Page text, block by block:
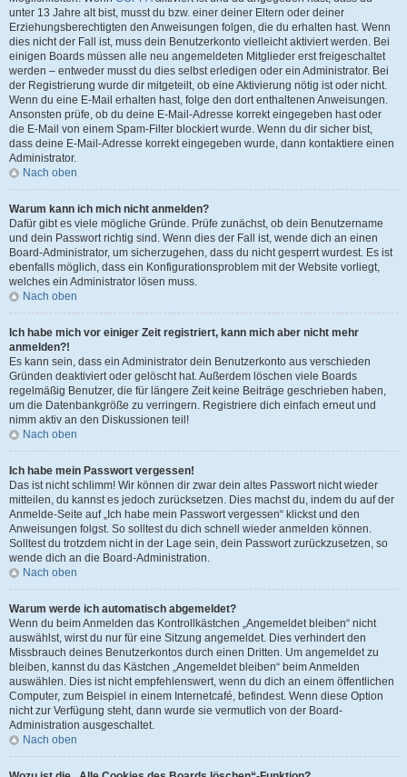
unter 13 Jahre alt bist, musst du bzw. einer deiner Eltern oder deiner
Erziehungsberechtigten den Anweisungen folgen, die du erhalten hast. Wenn
dies nicht der Fall ist, muss dein Benutzerkonto vielleicht aktiviert werden. Bei
einigen Boards müssen alle neu angemeldeten Mitglieder erst freigeschaltet
werden – entweder musst du dies selbst erledigen oder ein Administrator. Bei
der Registrierung wurde dir mitgeteilt, ob eine Aktivierung nötig ist oder nicht.
Wenn du eine E-Mail erhalten hast, folge den dort enthaltenen Anweisungen.
Ansonsten prüfe, ob du deine E-Mail-Adresse korrekt eingegeben hast oder
die E-Mail von einem Spam-Filter blockiert wurde. Wenn du dir sicher bist,
dass deine E-Mail-Adresse korrekt eingegeben wurde, dann kontaktiere einen
Administrator.
Nach oben
Warum kann ich mich nicht anmelden?
Dafür gibt es viele mögliche Gründe. Prüfe zunächst, ob dein Benutzername
und dein Passwort richtig sind. Wenn dies der Fall ist, wende dich an einen
Board-Administrator, um sicherzugehen, dass du nicht gesperrt wurdest. Es ist
ebenfalls möglich, dass ein Konfigurationsproblem mit der Website vorliegt,
welches ein Administrator lösen muss.
Nach oben
Ich habe mich vor einiger Zeit registriert, kann mich aber nicht mehr
anmelden?!
Es kann sein, dass ein Administrator dein Benutzerkonto aus verschieden
Gründen deaktiviert oder gelöscht hat. Außerdem löschen viele Boards
regelmäßig Benutzer, die für längere Zeit keine Beiträge geschrieben haben,
um die Datenbankgröße zu verringern. Registriere dich einfach erneut und
nimm aktiv an den Diskussionen teil!
Nach oben
Ich habe mein Passwort vergessen!
Das ist nicht schlimm! Wir können dir zwar dein altes Passwort nicht wieder
mitteilen, du kannst es jedoch zurücksetzen. Dies machst du, indem du auf der
Anmelde-Seite auf „Ich habe mein Passwort vergessen“ klickst und den
Anweisungen folgst. So solltest du dich schnell wieder anmelden können.
Solltest du trotzdem nicht in der Lage sein, dein Passwort zurückzusetzen, so
wende dich an die Board-Administration.
Nach oben
Warum werde ich automatisch abgemeldet?
Wenn du beim Anmelden das Kontrollkästchen „Angemeldet bleiben“ nicht
auswählst, wirst du nur für eine Sitzung angemeldet. Dies verhindert den
Missbrauch deines Benutzerkontos durch einen Dritten. Um angemeldet zu
bleiben, kannst du das Kästchen „Angemeldet bleiben“ beim Anmelden
auswählen. Dies ist nicht empfehlenswert, wenn du dich an einem öffentlichen
Computer, zum Beispiel in einem Internetcafé, befindest. Wenn diese Option
nicht zur Verfügung steht, dann wurde sie vermutlich von der Board-
Administration ausgeschaltet.
Nach oben